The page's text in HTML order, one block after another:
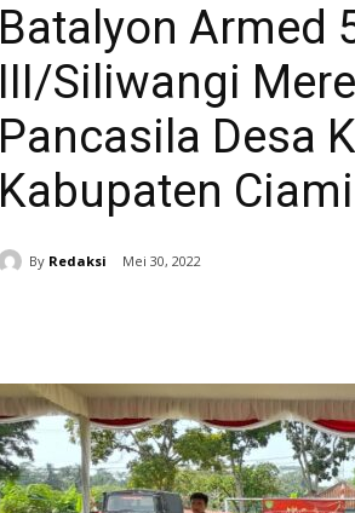
Batalyon Armed
III/Siliwangi
Pancasila Desa
Kabupaten
By Redaksi Mei 30, 2022